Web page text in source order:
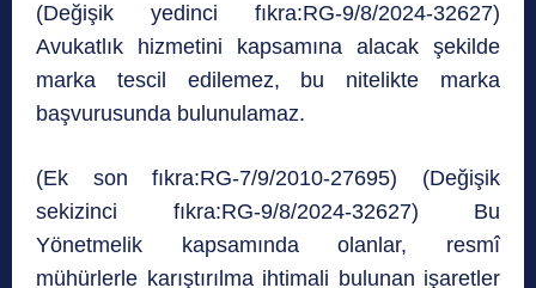
(Değişik yedinci fıkra:RG-9/8/2024-32627)
Avukatlık hizmetini kapsamına alacak şekilde
marka tescil edilemez, bu nitelikte marka
başvurusunda bulunulamaz.
(Ek son fıkra:RG-7/9/2010-27695) (Değişik
sekizinci fıkra:RG-9/8/2024-32627) Bu
Yönetmelik kapsamında olanlar, resmî
mühürlerle karıştırılma ihtimali bulunan işaretler